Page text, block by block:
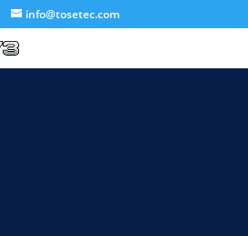
info@tosetec.com